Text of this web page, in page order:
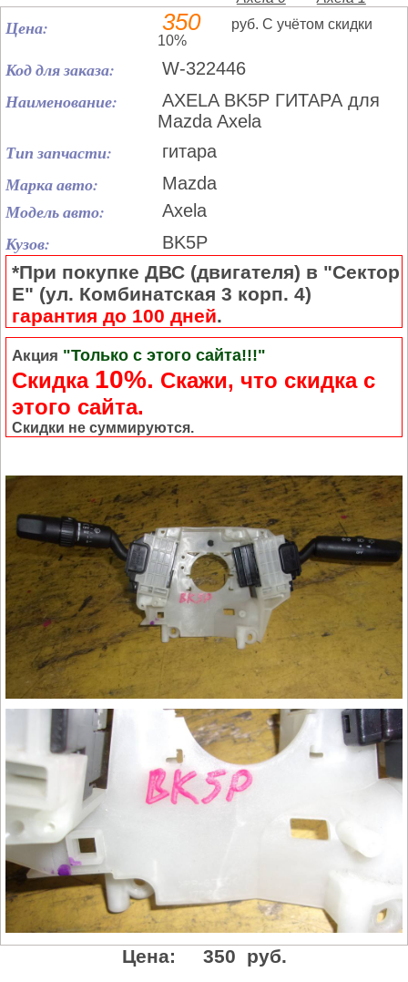
Цена: 350
руб. С учётом скидки
10%
Код для заказа: W-322446
Наименование:
AXELA BK5P ГИТАРА для
Mazda Axela
Тип запчасти: гитара
Марка авто: Mazda
Модель авто: Axela
Кузов: BK5P
*При покупке ДВС (двигателя) в "Сектор
Е" (ул. Комбинатская 3 корп. 4)
гарантия до 100 дней.
Акция "Только с этого сайта!!!"
Скидка 10%. Cкажи, что скидка с
этого сайта.
Скидки не суммируются.
Цена: 350 руб.